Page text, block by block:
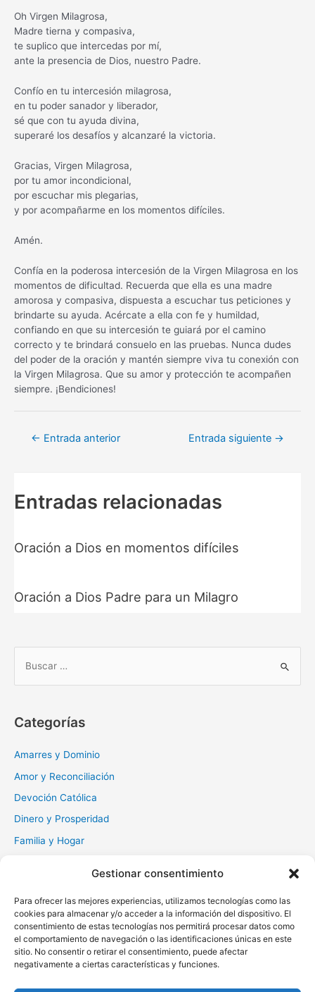
Gestionar consentimiento
Para ofrecer las mejores experiencias, utilizamos tecnologías como las
cookies para almacenar y/o acceder a la información del dispositivo. El
consentimiento de estas tecnologías nos permitirá procesar datos como
el comportamiento de navegación o las identificaciones únicas en este
sitio. No consentir o retirar el consentimiento, puede afectar
negativamente a ciertas características y funciones.
Oh Virgen Milagrosa,
Madre tierna y compasiva,
te suplico que intercedas por mí,
ante la presencia de Dios, nuestro Padre.
Confío en tu intercesión milagrosa,
en tu poder sanador y liberador,
sé que con tu ayuda divina,
superaré los desafíos y alcanzaré la victoria.
Gracias, Virgen Milagrosa,
por tu amor incondicional,
por escuchar mis plegarias,
y por acompañarme en los momentos difíciles.
Amén.
Confía en la poderosa intercesión de la Virgen Milagrosa en los
momentos de dificultad. Recuerda que ella es una madre
amorosa y compasiva, dispuesta a escuchar tus peticiones y
brindarte su ayuda. Acércate a ella con fe y humildad,
confiando en que su intercesión te guiará por el camino
correcto y te brindará consuelo en las pruebas. Nunca dudes
del poder de la oración y mantén siempre viva tu conexión con
la Virgen Milagrosa. Que su amor y protección te acompañen
siempre. ¡Bendiciones!
Navegación
← Entrada anterior Entrada siguiente →
Entradas relacionadas
Oración a Dios en momentos difíciles
Oración a Dios Padre para un Milagro
r
Categorías
Amarres y Dominio
Amor y Reconciliación
Devoción Católica
Dinero y Prosperidad
Familia y Hogar
Muerte y Difuntos
Oraciones Diarias
Otras
Protección y Liberación